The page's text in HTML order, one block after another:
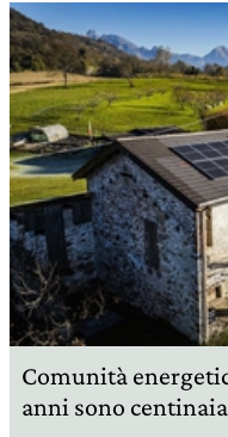
Comunità
anni sono